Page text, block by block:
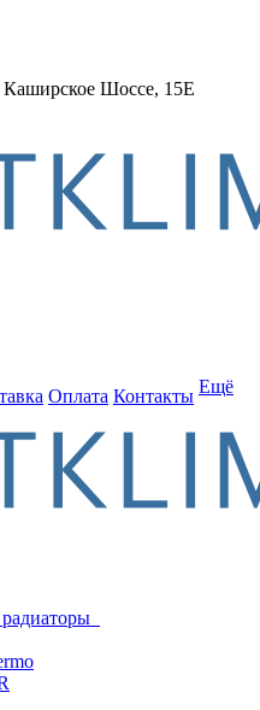
Шоссе, 15Е
Оплата Контакты Ещё